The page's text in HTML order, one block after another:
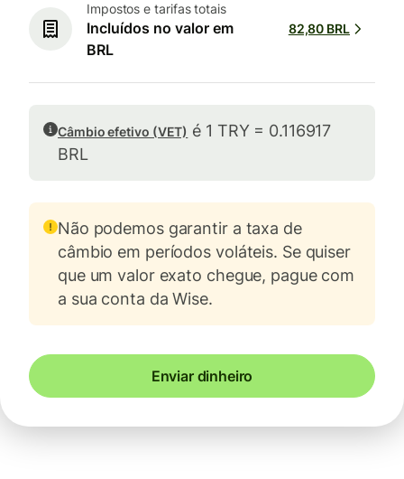
Impostos e tarifas totais
Incluídos no valor em
BRL
82,80 BRL
Câmbio efetivo (VET) é 1 TRY = 0.116917
BRL
Não podemos garantir a taxa de
câmbio em períodos voláteis. Se quiser
que um valor exato chegue, pague com
a sua conta da Wise.
Enviar dinheiro